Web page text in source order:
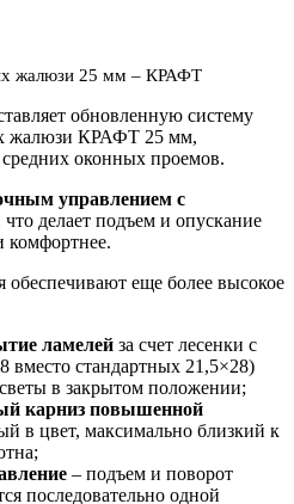
жалюзи 25 мм – КРАФТ
обновленную систему
жалюзи КРАФТ 25 мм,
оконных проемов.
управлением с
что делает подъем и опускание
комфортнее.
еще более высокое
ламелей за счет лесенки с
стандартных 21,5×28)
в закрытом положении;
карниз повышенной
в цвет, максимально близкий к
– подъем и поворот
последовательно одной